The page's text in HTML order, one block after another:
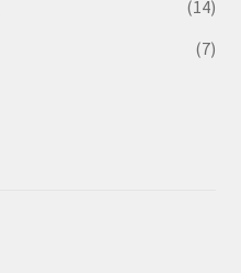
(14)
(7)